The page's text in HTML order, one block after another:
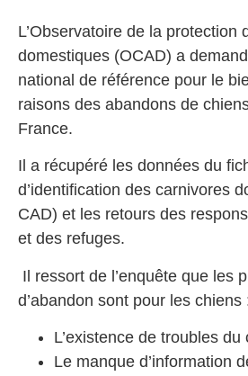
L’Observatoire de la protection
domestiques (OCAD) a
national de référence pour le
raisons des abandons de
France.
Il a récupéré les données du
d’identification des carnivores
CAD) et les retours des
et des refuges.
Il ressort de l’enquête que les
d’abandon sont pour les chiens
L’existence de troubles
Le manque d’information